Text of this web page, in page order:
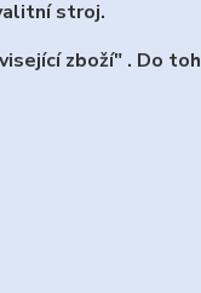
stroj.
zboží" . Do